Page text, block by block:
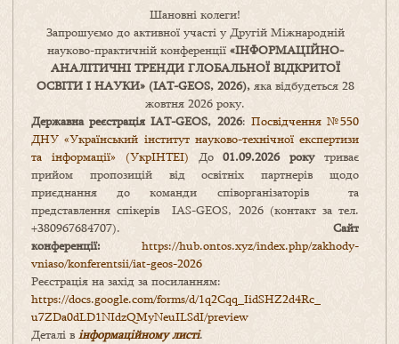
Шановні колеги!
Запрошуємо до активної участі у Другій Міжнародній
науково-практичній конференції «ІНФОРМАЦІЙНО-
АНАЛІТИЧНІ ТРЕНДИ ГЛОБАЛЬНОЇ ВІДКРИТОЇ
ОСВІТИ І НАУКИ» (IAT-GEOS, 2026),яка відбудеться 28
жовтня 2026 року.
Державна реєстрація IAT-GEOS, 2026: Посвідчення №550
ДНУ «Український інститут науково-технічної експертизи
та інформації» (УкрІНТЕІ) До01.09.2026 рокутриває
прийом пропозицій від освітніх партнерів щодо
приєднання до команди співорганізаторів та
представлення спікерів IAS-GEOS, 2026 (контакт за тел.
+380967684707). Сайт
конференції: https://hub.ontos.xyz/index.php/zakhody-
vniaso/konferentsii/iat-geos-2026
Реєстрація на захід за посиланням:
https://docs.google.com/forms/d/1q2Cqq_IidSHZ2d4Rc_
u7ZDa0dLD1NIdzQMyNeuILSdI/preview
Деталі в інформаційному листі.